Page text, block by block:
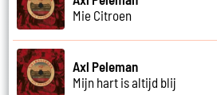
Mie Citroen
Axl Peleman
Mijn hart is altijd blij